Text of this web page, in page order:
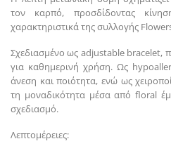
τον καρπό, προσδίδοντας
χαρακτηριστικά της συλλογής
Σχεδιασμένο ως adjustable bracelet,
για καθημερινή χρήση. Ως
άνεση και ποιότητα, ενώ ως
τη μοναδικότητα μέσα από floral
σχεδιασμό.
Λεπτομέρειες: